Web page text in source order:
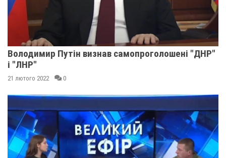
Володимир Путін визнав самопроголошені "ДНР"
і "ЛНР"
21 лютого 2022 0